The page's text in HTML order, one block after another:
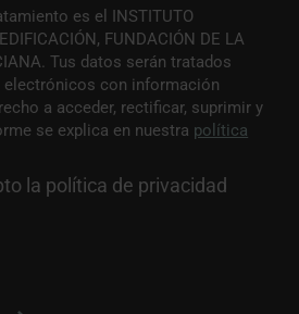
es el INSTITUTO
FUNDACIÓN DE LA
Tus datos serán tratados
electrónicos con información
a acceder, rectificar, suprimir y
se explica en nuestra política
la política de privacidad